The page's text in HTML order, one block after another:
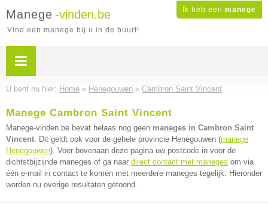
Ik heb een manege
Manege -vinden.be
Vind een manege bij u in de buurt!
U bent nu hier: Home » Henegouwen » Cambron Saint Vincent
Manege Cambron Saint Vincent
Manege-vinden.be bevat helaas nog geen maneges in Cambron Saint
Vincent. Dit geldt ook voor de gehele provincie Henegouwen (manege
Henegouwen). Voer bovenaan deze pagina uw postcode in voor de
dichtstbijzijnde maneges of ga naar direct contact met maneges om via
één e-mail in contact te komen met meerdere maneges tegelijk. Hieronder
worden nu overige resultaten getoond.